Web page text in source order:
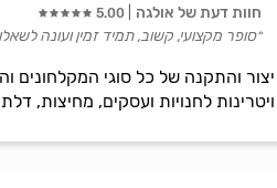
ויטרינות לחנויות ועסקים, מחיצות,
חוות דעת של אולגה 5.00
״סופר מקצועי, קשוב, תמיד זמין ועונה